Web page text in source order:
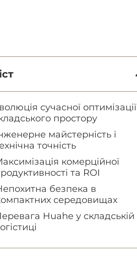
сучасної оптимізації
простору
майстерність і
точність
комерційної
та ROI
безпека в
середовищах
Huahe у складській